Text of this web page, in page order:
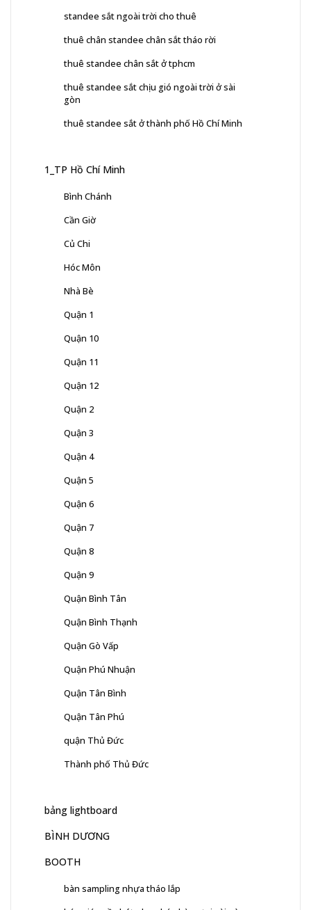
standee sắt ngoài trời cho thuê
thuê chân standee chân sắt tháo rời
thuê standee chân sắt ở tphcm
thuê standee sắt chịu gió ngoài trời ở sài
gòn
thuê standee sắt ở thành phố Hồ Chí Minh
1_TP Hồ Chí Minh
Bình Chánh
Cần Giờ
Củ Chi
Hóc Môn
Nhà Bè
Quận 1
Quận 10
Quận 11
Quận 12
Quận 2
Quận 3
Quận 4
Quận 5
Quận 6
Quận 7
Quận 8
Quận 9
Quận Bình Tân
Quận Bình Thạnh
Quận Gò Vấp
Quận Phú Nhuận
Quận Tân Bình
Quận Tân Phú
quận Thủ Đức
Thành phố Thủ Đức
bảng lightboard
BÌNH DƯƠNG
BOOTH
bàn sampling nhựa tháo lắp